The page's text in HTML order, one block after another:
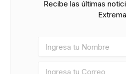
Recibe las últimas
Extrema